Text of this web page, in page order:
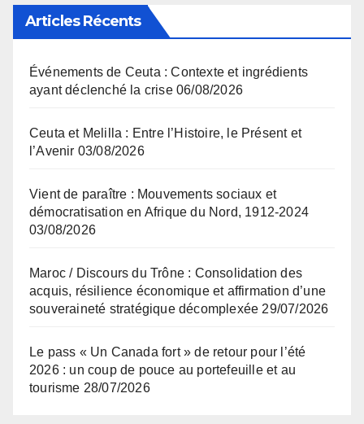
Articles Récents
Événements de Ceuta : Contexte et ingrédients
ayant déclenché la crise 06/08/2026
Ceuta et Melilla : Entre l’Histoire, le Présent et
l’Avenir 03/08/2026
Vient de paraître : Mouvements sociaux et
démocratisation en Afrique du Nord, 1912-2024
03/08/2026
Maroc / Discours du Trône : Consolidation des
acquis, résilience économique et affirmation d’une
souveraineté stratégique décomplexée 29/07/2026
Le pass « Un Canada fort » de retour pour l’été
2026 : un coup de pouce au portefeuille et au
tourisme 28/07/2026